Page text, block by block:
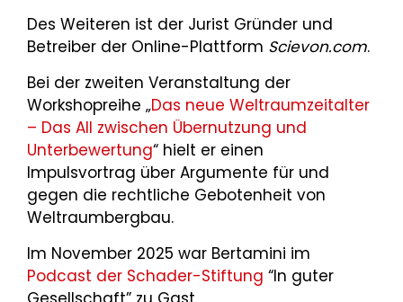
Des Weiteren ist der Jurist Gründer und
Betreiber der Online-Plattform Scievon.com.
Bei der zweiten Veranstaltung der
Workshopreihe „Das neue Weltraumzeitalter
– Das All zwischen Übernutzung und
Unterbewertung“ hielt er einen
Impulsvortrag über Argumente für und
gegen die rechtliche Gebotenheit von
Weltraumbergbau.
Im November 2025 war Bertamini im
Podcast der Schader-Stiftung “In guter